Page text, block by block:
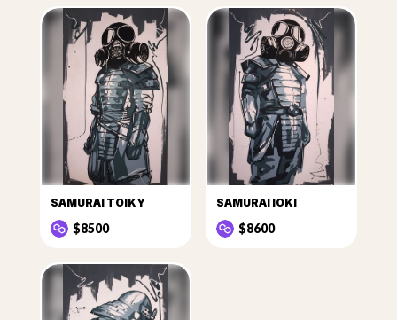
SAMURAI TOIKY
$8500
SAMURAI IOKI
$8600